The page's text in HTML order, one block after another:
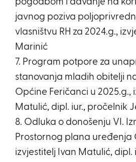
javnog poziva
vlasništvu RH za 2024.g.,
Marinić
7. Program potpore za
stanovanja mladih obitelji
Općine Feričanci u 2025.g.,
Matulić, dipl. iur., pročelnik
8. Odluka o donošenju VI.
Prostornog plana uređenja
izvjestitelj Ivan Matulić, dipl.